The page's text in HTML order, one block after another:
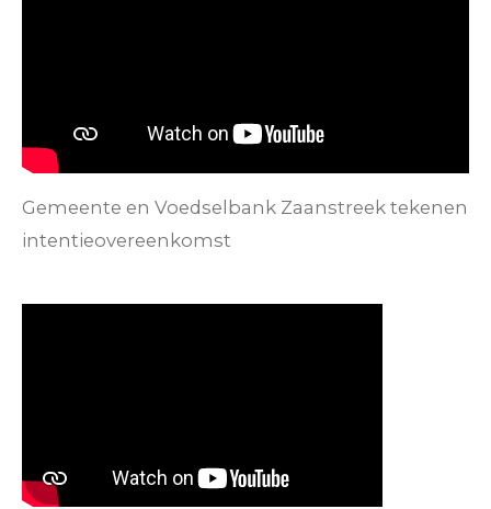
Gemeente en Voedselbank Zaanstreek tekenen
intentieovereenkomst